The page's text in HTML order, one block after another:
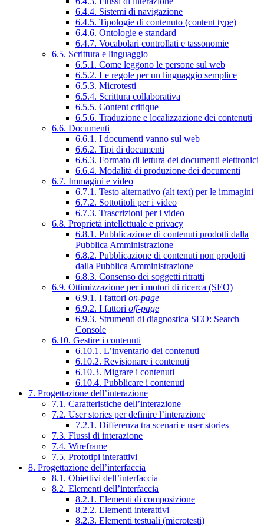
6.4.4. Sistemi di navigazione
6.4.5. Tipologie di contenuto (content type)
6.4.6. Ontologie e standard
6.4.7. Vocabolari controllati e tassonomie
6.5. Scrittura e linguaggio
6.5.1. Come leggono le persone sul web
6.5.2. Le regole per un linguaggio semplice
6.5.3. Microtesti
6.5.4. Scrittura collaborativa
6.5.5. Content critique
6.5.6. Traduzione e localizzazione dei contenuti
6.6. Documenti
6.6.1. I documenti vanno sul web
6.6.2. Tipi di documenti
6.6.3. Formato di lettura dei documenti elettronici
6.6.4. Modalità di produzione dei documenti
6.7. Immagini e video
6.7.1. Testo alternativo (alt text) per le immagini
6.7.2. Sottotitoli per i video
6.7.3. Trascrizioni per i video
6.8. Proprietà intellettuale e privacy
6.8.1. Pubblicazione di contenuti prodotti dalla
Pubblica Amministrazione
6.8.2. Pubblicazione di contenuti non prodotti
dalla Pubblica Amministrazione
6.8.3. Consenso dei soggetti ritratti
6.9. Ottimizzazione per i motori di ricerca (SEO)
6.9.1. I fattori on-page
6.9.2. I fattori off-page
6.9.3. Strumenti di diagnostica SEO: Search
Console
6.10. Gestire i contenuti
6.10.1. L’inventario dei contenuti
6.10.2. Revisionare i contenuti
6.10.3. Migrare i contenuti
6.10.4. Pubblicare i contenuti
7. Progettazione dell’interazione
7.1. Caratteristiche dell’interazione
7.2. User stories per definire l’interazione
7.2.1. Differenza tra scenari e user stories
7.3. Flussi di interazione
7.4. Wireframe
7.5. Prototipi interattivi
8. Progettazione dell’interfaccia
8.1. Obiettivi dell’interfaccia
8.2. Elementi dell’interfaccia
8.2.1. Elementi di composizione
8.2.2. Elementi interattivi
8.2.3. Elementi testuali (microtesti)